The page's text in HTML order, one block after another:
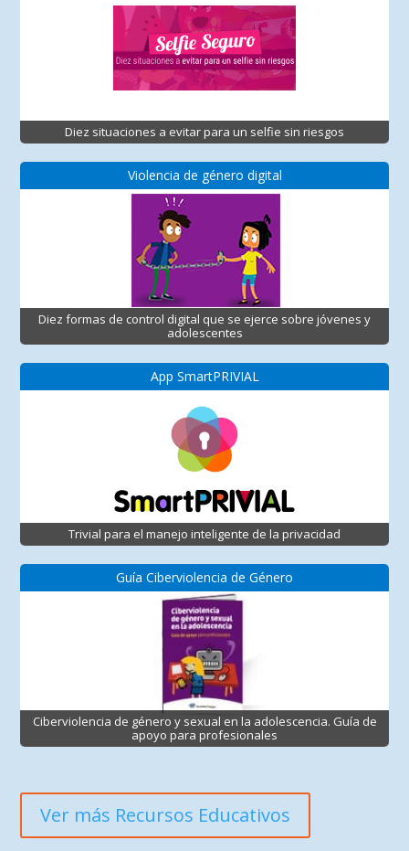
Diez situaciones a evitar para un selfie sin riesgos
Violencia de género digital
Diez formas de control digital que se ejerce sobre jóvenes y
adolescentes
App SmartPRIVIAL
Trivial para el manejo inteligente de la privacidad
Guía Ciberviolencia de Género
Ciberviolencia de género y sexual en la adolescencia. Guía de
apoyo para profesionales
Ver más Recursos Educativos